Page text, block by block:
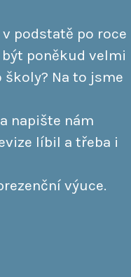
podstatě po roce
poněkud velmi
Na to jsme
napište nám
líbil a třeba i
výuce.